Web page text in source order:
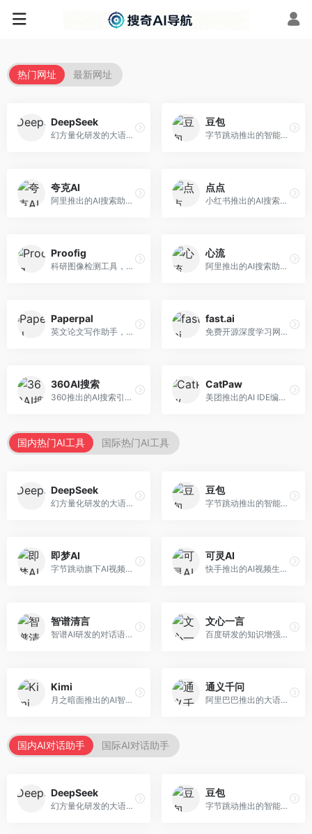
热门网址 最新网址
DeepSeek
幻方量化研发的大语言模型平台，专注于深度推理和代码生成能力。面向开发者、研究人员和技术爱好者，提供强大的逻辑推理和数学计算功能，开源生态完善，API接口友好。
豆包
字节跳动推出的智能对话助手平台，提供文本创作、知识问答、英语学习等多种AI服务。面向普通用户和内容创作者，支持多轮对话和文件解析，免费使用，响应速度快，中文理解能力强。
夸克AI
阿里推出的AI搜索助手，整合搜索与AI功能。面向年轻用户，提供智能搜索、文档处理、学习辅助等服务，与夸克生态深度整合。
点点
小红书推出的AI搜索应用，专注于生活方式内容搜索。面向小红书用户，提供生活攻略、消费决策、内容推荐等服务，生活方式内容丰富。
Proofig
科研图像检测工具，专注于学术图像完整性验证。面向科研人员，提供图像检测、重复分析、报告生成等服务，学术检测专业。
心流
阿里推出的AI搜索助手，专注于智能信息获取。面向普通用户，提供智能搜索、内容整理、知识问答等服务，与阿里生态深度整合。
Paperpal
英文论文写作助手，专注于学术英语润色。面向需要发表国际期刊的研究者，提供语法检查、学术表达优化、格式规范等服务，英语表达地道专业。
fast.ai
免费开源深度学习网站，专注于实用AI教学。面向开发者，提供免费深度学习课程、实战项目、代码库等资源，学习门槛低。
360AI搜索
360推出的AI搜索引擎，专注于安全智能搜索。面向普通用户，提供智能问答、网页搜索、内容整理等服务，安全防护能力强。
CatPaw
美团推出的AI IDE编程工具，专注于本地开发生态。面向开发者，提供智能代码补全、代码生成、项目管理等服务，本地开发体验好。
国内热门AI工具 国际热门AI工具
DeepSeek
幻方量化研发的大语言模型平台，专注于深度推理和代码生成能力。面向开发者、研究人员和技术爱好者，提供强大的逻辑推理和数学计算功能，开源生态完善，API接口友好。
豆包
字节跳动推出的智能对话助手平台，提供文本创作、知识问答、英语学习等多种AI服务。面向普通用户和内容创作者，支持多轮对话和文件解析，免费使用，响应速度快，中文理解能力强。
即梦AI
字节跳动旗下AI视频创作平台，支持多模态内容生成。面向内容创作者和营销人员，提供文生视频、图生视频、智能剪辑等功能，中文理解能力强，创作效率高。
可灵AI
快手推出的AI视频生成平台，支持文生视频和图生视频，可生成长达2分钟的高质量视频内容。面向短视频创作者和营销人员，操作简便，生成效果逼真，适合商业推广和创意表达。
智谱清言
智谱AI研发的对话语言模型，支持中英双语交互。面向中文用户和开发者，提供知识问答、代码编写、文档解读等服务，开源生态完善，学术研究背景深厚。
文心一言
百度研发的知识增强大语言模型，深度融合百度知识图谱和搜索能力。面向中文用户，提供知识问答、文本创作、逻辑推理等服务，中文语境理解准确，知识覆盖面广。
Kimi
月之暗面推出的AI智能助手，核心优势在于超长文本处理能力，支持20万字以上文档分析。面向学术研究者、职场人士和内容创作者，提供文档解读、PPT生成、联网搜索等综合服务。
通义千问
阿里巴巴推出的大语言模型平台，提供对话问答、文档处理、图像理解、代码编写等全方位AI服务。面向企业用户和个人开发者，集成阿里云生态，支持多模态交互，企业级安全保障。
国内AI对话助手 国际AI对话助手
DeepSeek
幻方量化研发的大语言模型平台，专注于深度推理和代码生成能力。面向开发者、研究人员和技术爱好者，提供强大的逻辑推理和数学计算功能，开源生态完善，API接口友好。
豆包
字节跳动推出的智能对话助手平台，提供文本创作、知识问答、英语学习等多种AI服务。面向普通用户和内容创作者，支持多轮对话和文件解析，免费使用，响应速度快，中文理解能力强。